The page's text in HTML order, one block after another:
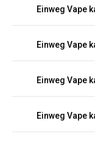
Einweg Vape
Einweg Vape
Einweg Vape
Einweg Vape